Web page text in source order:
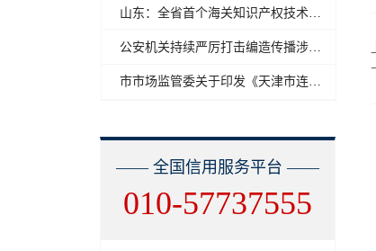
山东：全省首个海关知识产权技术调查官制度落地济南自贸片区
公安机关持续严厉打击编造传播涉汛涉灾网络谣言
市市场监管委关于印发《天津市连锁企业食品经营许可“先证后核”信用承诺审批实施办法》的通知
—— 全国信用服务平台 ——
010-57737555